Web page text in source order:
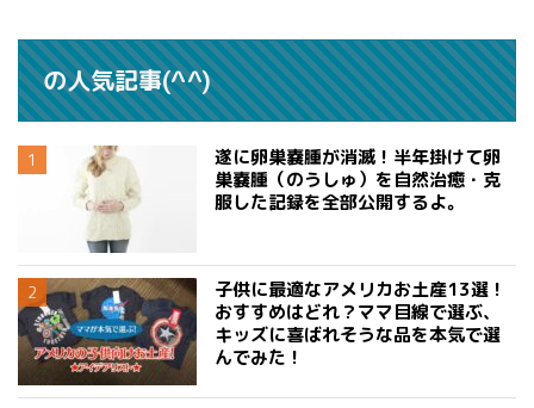
の人気記事(^^)
遂に卵巣嚢腫が消滅！半年掛けて卵
巣嚢腫（のうしゅ）を自然治癒・克
服した記録を全部公開するよ。
子供に最適なアメリカお土産13選！
おすすめはどれ？ママ目線で選ぶ、
キッズに喜ばれそうな品を本気で選
んでみた！